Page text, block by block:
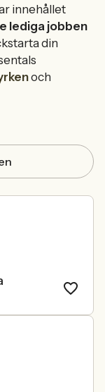
innehållet
lediga jobben
din
och